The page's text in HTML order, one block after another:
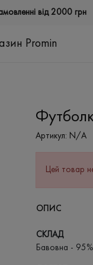
від 2000 грн
Артикул: N/A
Цей товар
ОПИС
СКЛАД
Бавовна -